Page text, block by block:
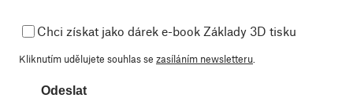
Chci získat jako dárek e-book Základy 3D tisku
Kliknutím udělujete souhlas se zasíláním newsletteru
Odeslat